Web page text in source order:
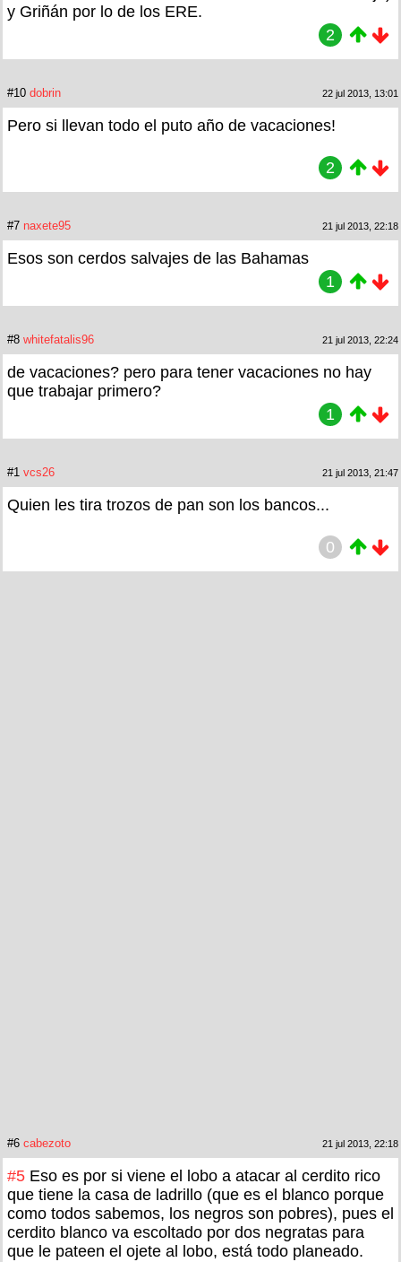
y Griñán por lo de los ERE.
2
#10 dobrin 22 jul 2013, 13:01
Pero si llevan todo el puto año de vacaciones!
2
#7 naxete95 21 jul 2013, 22:18
Esos son cerdos salvajes de las Bahamas
1
#8 whitefatalis96 21 jul 2013, 22:24
de vacaciones? pero para tener vacaciones no hay
que trabajar primero?
1
#1 vcs26 21 jul 2013, 21:47
Quien les tira trozos de pan son los bancos...
0
#6 cabezoto 21 jul 2013, 22:18
#5 Eso es por si viene el lobo a atacar al cerdito rico
que tiene la casa de ladrillo (que es el blanco porque
como todos sabemos, los negros son pobres), pues el
cerdito blanco va escoltado por dos negratas para
que le pateen el ojete al lobo, está todo planeado.